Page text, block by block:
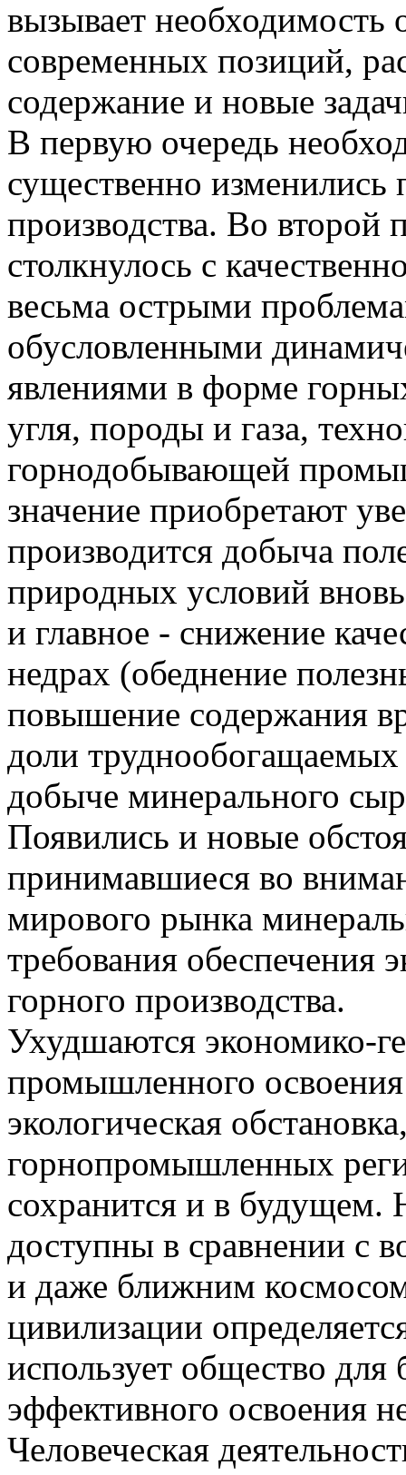
вызывает необходимость
современных позиций,
содержание и новые
В первую очередь
существенно изменились
производства. Во второй
столкнулось с
весьма острыми
обусловленными
явлениями в форме
угля, породы и газа,
горнодобывающей
значение приобретают
производится добыча
природных условий
и главное - снижение
недрах (обеднение
повышение содержания
доли
добыче минерального
Появились и новые
принимавшиеся во
мирового рынка
требования обеспечения
горного производства.
Ухудшаются экономико-
промышленного
экологическая
горнопромышленных
сохранится и в будущем.
доступны в сравнении с
и даже ближним
цивилизации
использует общество для
эффективного освоения
Человеческая